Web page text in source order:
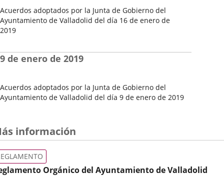
Acuerdos adoptados por la Junta de Gobierno del
Ayuntamiento de Valladolid del día 16 de enero de
2019
del
Pleno
Acuerdos adoptados por la Junta de Gobierno del
Ayuntamiento de Valladolid del día 9 de enero de 2019
Pleno
9 de enero de 2019
información
Orgánico del Ayuntamiento de Valladolid